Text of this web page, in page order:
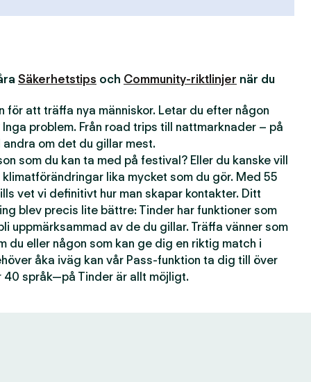
Säkerhetstips och Community-riktlinjer när du
för att träffa nya människor. Letar du efter någon
problem. Från road trips till nattmarknader – på
om det du gillar mest.
som du kan ta med på festival? Eller du kanske vill
klimatförändringar lika mycket som du gör. Med 55
vet vi definitivt hur man skapar kontakter. Ditt
blev precis lite bättre: Tinder har funktioner som
uppmärksammad av de du gillar. Träffa vänner som
du eller någon som kan ge dig en riktig match i
åka iväg kan vår Pass-funktion ta dig till över
40 språk—på Tinder är allt möjligt.